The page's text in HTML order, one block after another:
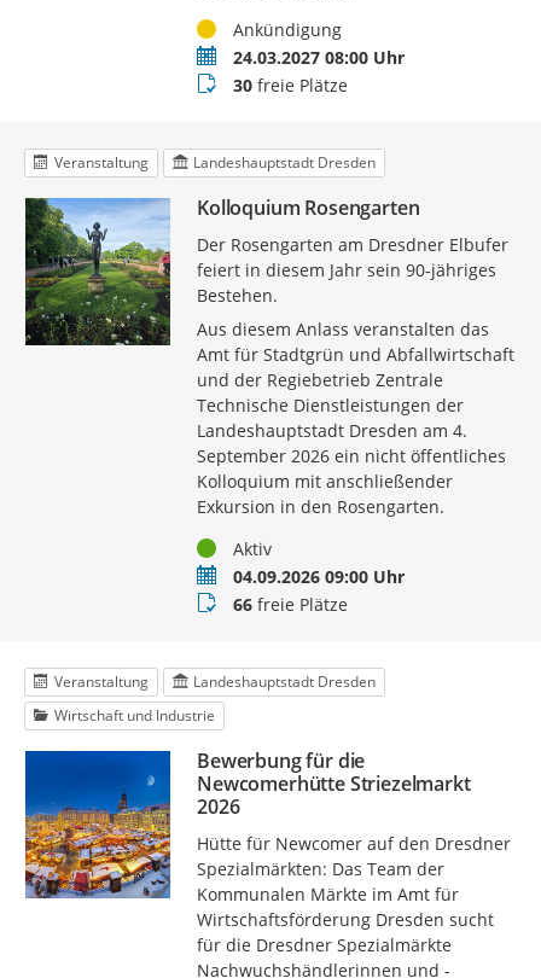
StatusAnkündigung
Termin24.03.2027 08:00 Uhr
Buchungsstatus
30freie Plätze
Veranstaltung Landeshauptstadt Dresden
Kolloquium Rosengarten
Der Rosengarten am Dresdner Elbufer
feiert in diesem Jahr sein 90-jähriges
Bestehen.
Aus diesem Anlass veranstalten das
Amt für Stadtgrün und Abfallwirtschaft
und der Regiebetrieb Zentrale
Technische Dienstleistungen der
Landeshauptstadt Dresden am 4.
September 2026 ein nicht öffentliches
Kolloquium mit anschließender
Exkursion in den Rosengarten.
StatusAktiv
Termin04.09.2026 09:00 Uhr
Buchungsstatus
66freie Plätze
Veranstaltung
Landeshauptstadt Dresden
Wirtschaft und Industrie
Bewerbung für die
Newcomerhütte Striezelmarkt
2026
Hütte für Newcomer auf den Dresdner
Spezialmärkten: Das Team der
Kommunalen Märkte im Amt für
Wirtschaftsförderung Dresden sucht
für die Dresdner Spezialmärkte
Nachwuchshändlerinnen und -